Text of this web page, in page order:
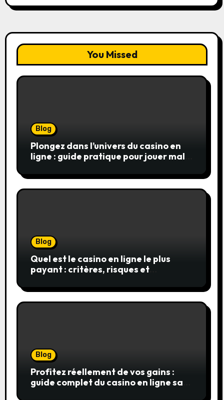
You Missed
Blog
Plongez dans l’univers du casino en
ligne : guide pratique pour jouer malin
Blog
Quel est le casino en ligne le plus
payant : critères, risques et
Blog
Profitez réellement de vos gains :
guide complet du casino en ligne sans